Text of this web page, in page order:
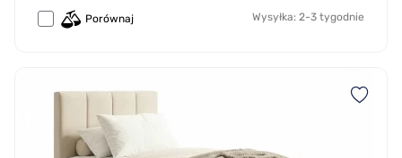
Porównaj Wysyłka: 2-3 tygodnie